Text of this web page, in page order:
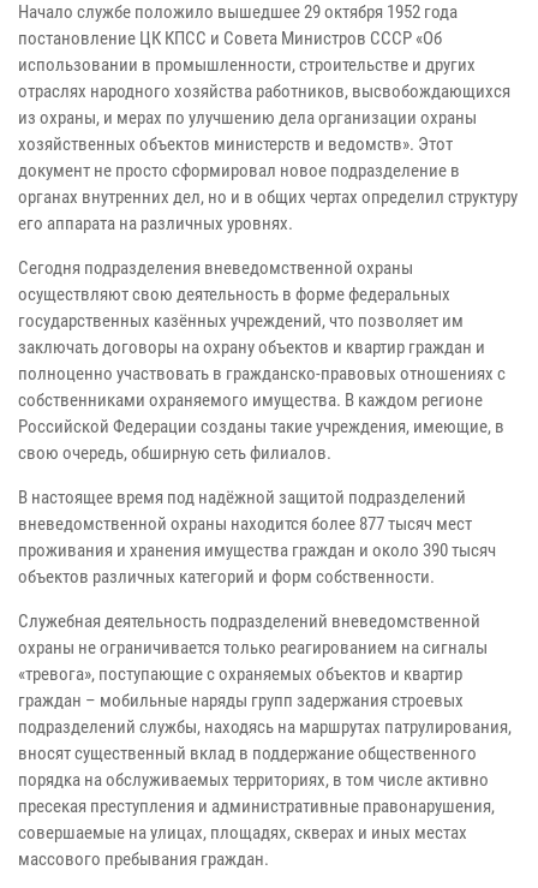
Начало службе положило вышедшее 29 октября 1952 года
постановление ЦК КПСС и Совета Министров СССР «Об
использовании в промышленности, строительстве и других
отраслях народного хозяйства работников, высвобождающихся
из охраны, и мерах по улучшению дела организации охраны
хозяйственных объектов министерств и ведомств». Этот
документ не просто сформировал новое подразделение в
органах внутренних дел, но и в общих чертах определил структуру
его аппарата на различных уровнях.
Сегодня подразделения вневедомственной охраны
осуществляют свою деятельность в форме федеральных
государственных казённых учреждений, что позволяет им
заключать договоры на охрану объектов и квартир граждан и
полноценно участвовать в гражданско-правовых отношениях с
собственниками охраняемого имущества. В каждом регионе
Российской Федерации созданы такие учреждения, имеющие, в
свою очередь, обширную сеть филиалов.
В настоящее время под надёжной защитой подразделений
вневедомственной охраны находится более 877 тысяч мест
проживания и хранения имущества граждан и около 390 тысяч
объектов различных категорий и форм собственности.
Служебная деятельность подразделений вневедомственной
охраны не ограничивается только реагированием на сигналы
«тревога», поступающие с охраняемых объектов и квартир
граждан – мобильные наряды групп задержания строевых
подразделений службы, находясь на маршрутах патрулирования,
вносят существенный вклад в поддержание общественного
порядка на обслуживаемых территориях, в том числе активно
пресекая преступления и административные правонарушения,
совершаемые на улицах, площадях, скверах и иных местах
массового пребывания граждан.